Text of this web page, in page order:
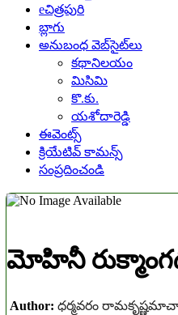
eచిత్రపురి
బ్లాగు
అనుబంధ వెబ్‌సైట్‌లు
కథానిలయం
మిసిమి
కొ.కు.
యశోదారెడ్డి
ఈవెంట్స్
క్రియేటివ్ కామన్స్
సంప్రదించండి
మోహినీ
Author: ధర్మవరం